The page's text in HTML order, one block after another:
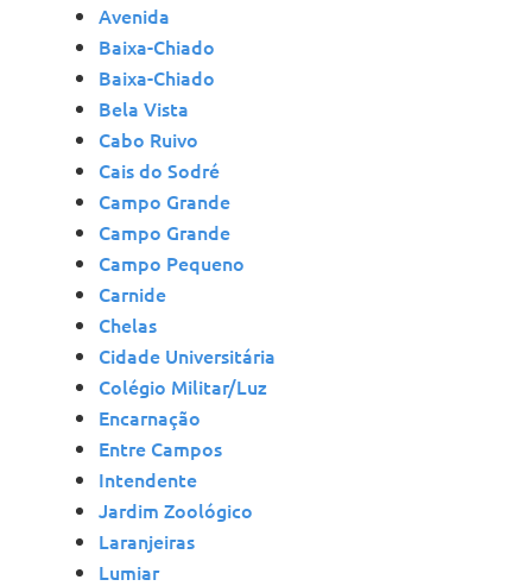
Avenida
Baixa-Chiado
Baixa-Chiado
Bela Vista
Cabo Ruivo
Cais do Sodré
Campo Grande
Campo Grande
Campo Pequeno
Carnide
Chelas
Cidade Universitária
Colégio Militar/Luz
Encarnação
Entre Campos
Intendente
Jardim Zoológico
Laranjeiras
Lumiar